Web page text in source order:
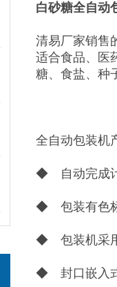
白砂糖全自动
清易厂家销售
适合食品、医
糖、食盐、种
全自动包装机
◆ 自动完成计
◆ 包装有色标
◆ 包装机采用
◆ 封口嵌入式